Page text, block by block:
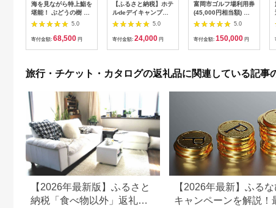
海を見ながら特上鮨を
堪能！ ぶどうの樹 鮨
屋台ペア お食事券 海
鮮 海 屋台 食事 ペア
福岡県 岡垣町
5.0
寄付金額: 68,500 円
【ふるさと納税】ホテ
ルdeデイキャンプ体
験チケット
【1364991】
5.0
寄付金額: 24,000 円
富岡市ゴルフ場利用券
(45,000円相当額) ゴ
ルフ チケット 平日 土
日 祝日 プレー券 関東
群馬県 首都圏 F20E-
5.0
寄付金額: 150,000 円
旅行・チケット・カタログの返礼品に関連している記事
【2026年最新版】ふるさと
納税「食べ物以外」返礼品
【2026年最新】ふる
キャンペーンを解説！